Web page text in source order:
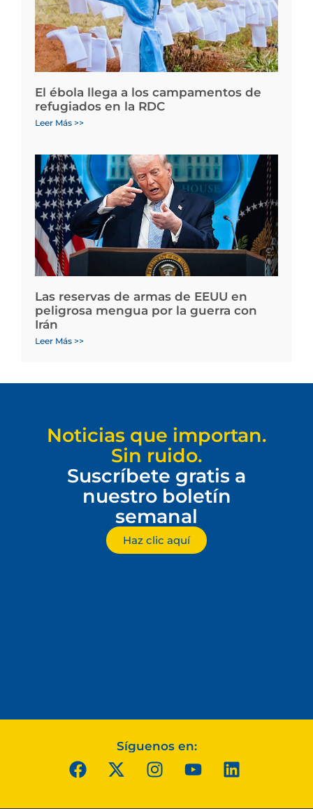
El ébola llega a los campamentos de
refugiados en la RDC
Leer Más >>
Las reservas de armas de EEUU en
peligrosa mengua por la guerra con
Irán
Leer Más >>
Noticias que importan.
Sin ruido.
Suscríbete gratis a
nuestro boletín
semanal
Haz clic aquí
Síguenos en: